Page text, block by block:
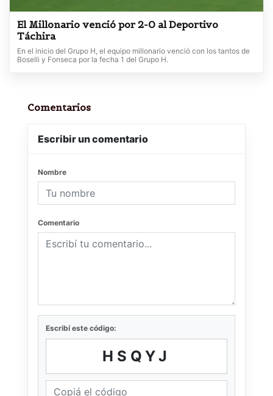
El Millonario venció por 2-0 al Deportivo
Táchira
En el inicio del Grupo H, el equipo millonario venció con los tantos de
Boselli y Fonseca por la fecha 1 del Grupo H.
Comentarios
Escribir un comentario
Nombre
Comentario
Escribí este código:
HSQYJ